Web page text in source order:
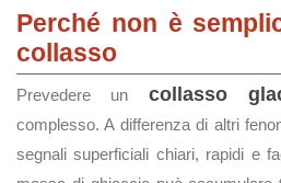
Perché non è
collasso
Prevedere un collasso
complesso. A differenza di altri
segnali superficiali chiari, rapidi e